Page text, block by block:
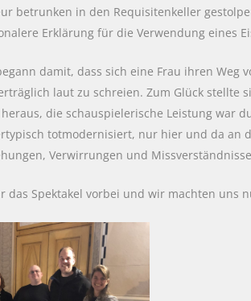
betrunken in den Requisitenkeller
Erklärung für die Verwendung eines
damit, dass sich eine Frau ihren
laut zu schreien. Zum Glück stellte
die schauspielerische Leistung war
totmodernisiert, nur hier und da an
Verwirrungen und
das Spektakel vorbei und wir machten